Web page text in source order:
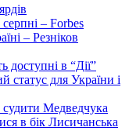
– Forbes
– Резніков
доступні в “Дії”
статус для України і
Медведчука
в бік Лисичанська